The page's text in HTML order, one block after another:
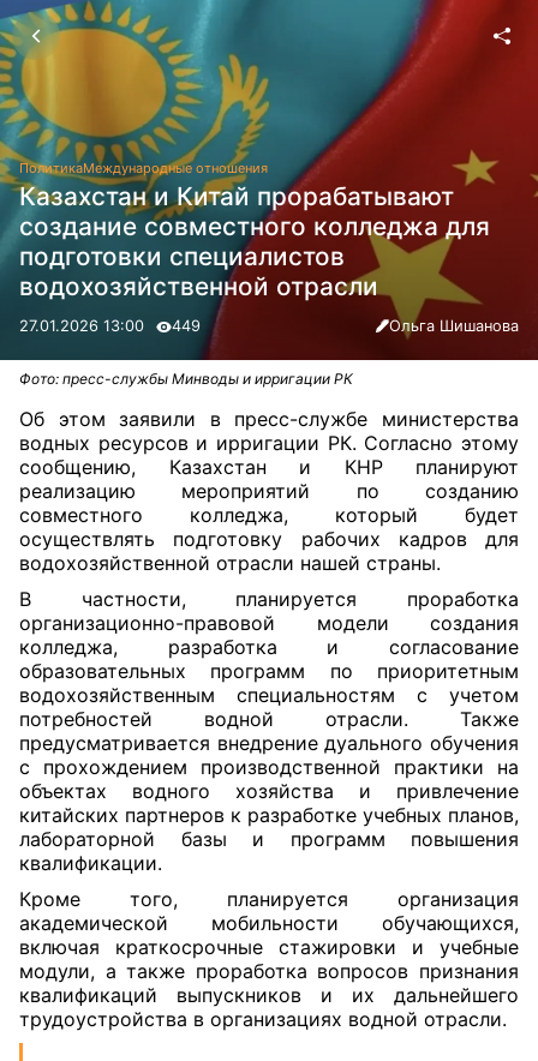
ПолитикаМеждународные отношения
Казахстан и Китай прорабатывают
создание совместного колледжа для
подготовки специалистов
водохозяйственной отрасли
27.01.2026 13:00 449 Ольга Шишанова
Фото: пресс-службы Минводы и ирригации РК
Об этом заявили в пресс-службе министерства
водных ресурсов и ирригации РК. Согласно этому
сообщению, Казахстан и КНР планируют
реализацию мероприятий по созданию
совместного колледжа, который будет
осуществлять подготовку рабочих кадров для
водохозяйственной отрасли нашей страны.
В частности, планируется проработка
организационно-правовой модели создания
колледжа, разработка и согласование
образовательных программ по приоритетным
водохозяйственным специальностям с учетом
потребностей водной отрасли. Также
предусматривается внедрение дуального обучения
с прохождением производственной практики на
объектах водного хозяйства и привлечение
китайских партнеров к разработке учебных планов,
лабораторной базы и программ повышения
квалификации.
Кроме того, планируется организация
академической мобильности обучающихся,
включая краткосрочные стажировки и учебные
модули, а также проработка вопросов признания
квалификаций выпускников и их дальнейшего
трудоустройства в организациях водной отрасли.